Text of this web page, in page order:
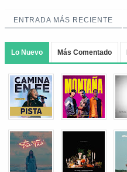
ENTRADA MÁS RECIENTE
Lo Nuevo Más Comentado